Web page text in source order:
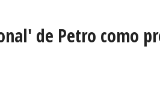
de Petro como